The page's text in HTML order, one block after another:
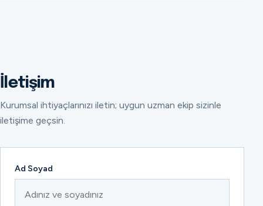
İletişim
Kurumsal ihtiyaçlarınızı iletin; uygun uzman ekip sizinle
iletişime geçsin.
Ad Soyad